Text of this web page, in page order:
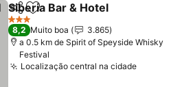
PartilharAdicionar aos favoritos
Siberia Bar & Hotel
3 Estrelas
8,2 Muito boa
3.865
a 0.5 km de Spirit of Speyside Whisky
Festival
Localização central na cidadeVer preços